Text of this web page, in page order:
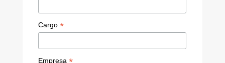
Cargo *
Empresa